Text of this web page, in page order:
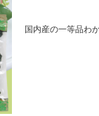
国内産の一等品わ